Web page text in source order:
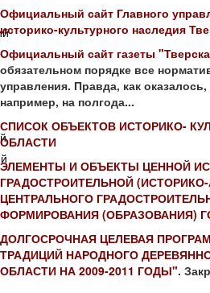
Официальный сайт Главного
историко-культурного наследия
Официальный сайт газеты
обязательном порядке все
управления. Правда, как
например, на полгода...
СПИСОК ОБЪЕКТОВ ИСТОРИКО-
ОБЛАСТИ
ЭЛЕМЕНТЫ И ОБЪЕКТЫ ЦЕННОЙ
ГРАДОСТРОИТЕЛЬНОЙ
ЦЕНТРАЛЬНОГО
ФОРМИРОВАНИЯ (ОБРАЗОВАНИЯ)
ДОЛГОСРОЧНАЯ ЦЕЛЕВАЯ
ТРАДИЦИЙ НАРОДНОГО
ОБЛАСТИ НА 2009-2011 ГОДЫ".